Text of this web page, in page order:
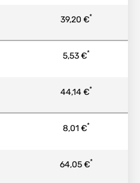
39,20 €*
5,53 €*
44,14 €*
8,01 €*
64,05 €*